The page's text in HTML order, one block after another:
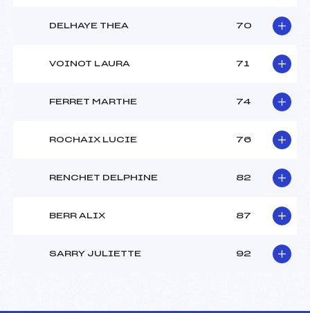
DELHAYE THEA 70
VOINOT LAURA 71
FERRET MARTHE 74
ROCHAIX LUCIE 76
RENCHET DELPHINE 82
BERR ALIX 87
SARRY JULIETTE 92